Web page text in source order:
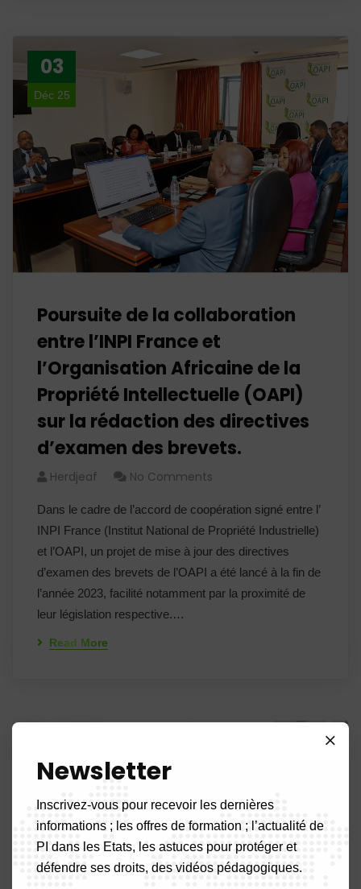
03
Déc 25
Poursuite de la collaboration
entre l’INPI France et
l’Organisation Africaine de la
Propriété Intellectuelle (OAPI)
sur la rédaction des directives
d’examen des brevets.
Herdjeaf No Comments
Dans le cadre de l’accord de coopération signé entre l’
INPI France (Institut National de Propriété Industrielle)
et l’OAPI, un projet de mise à jour des directives
d’examen des brevets de l’OAPI a été lancé à la fin de
l’année 2023, facilité notamment par la proximité de
leur législation respective.…
Read More
Nov 25
Newsletter
Inscrivez-vous pour recevoir les dernières
informations ; les offres de formation ; l’actualité de
PI dans les Etats, les astuces pour protéger et
défendre ses droits, des vidéos pédagogiques.